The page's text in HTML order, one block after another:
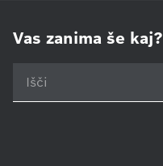
Vas zanima še kaj?